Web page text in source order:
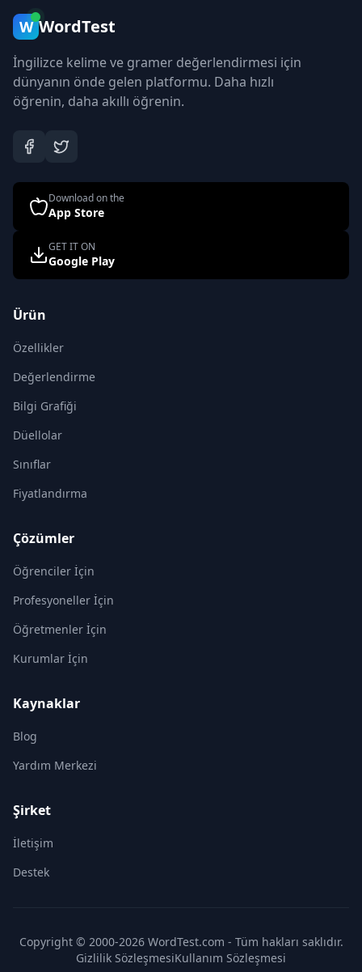
W WordTest
İngilizce kelime ve gramer değerlendirmesi için
dünyanın önde gelen platformu. Daha hızlı
öğrenin, daha akıllı öğrenin.
Download on the
App Store
GET IT ON
Google Play
Ürün
Özellikler
Değerlendirme
Bilgi Grafiği
Düellolar
Sınıflar
Fiyatlandırma
Çözümler
Öğrenciler İçin
Profesyoneller İçin
Öğretmenler İçin
Kurumlar İçin
Kaynaklar
Blog
Yardım Merkezi
Şirket
İletişim
Destek
Copyright © 2000-2026 WordTest.com - Tüm hakları saklıdır.
Gizlilik SözleşmesiKullanım Sözleşmesi